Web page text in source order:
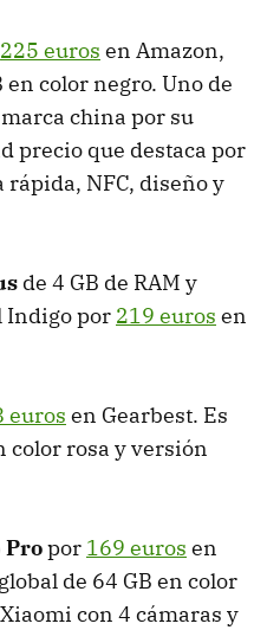
225 euros en Amazon,
en color negro. Uno de
china por su
precio que destaca por
rápida, NFC, diseño y
de 4 GB de RAM y
Indigo por 219 euros en
euros en Gearbest. Es
color rosa y versión
Propor 169 euros en
de 64 GB en color
con 4 cámaras y